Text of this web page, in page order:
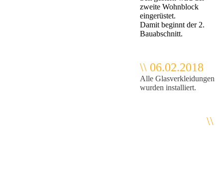
zweite Wohnblock
eingerüstet.
Damit beginnt der 2.
Bauabschnitt.
\\ 06.02.2018
Alle Glasverkleidungen
wurden installiert.
\\